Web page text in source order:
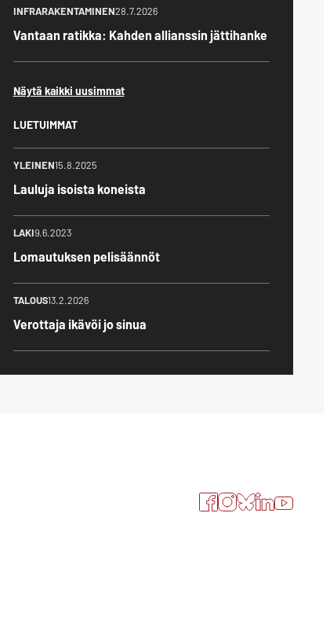
INFRARAKENTAMINEN28.7.2026
Vantaan ratikka: Kahden allianssin jättihanke
Näytä kaikki uusimmat
LUETUIMMAT
YLEINEN15.8.2025
Lauluja isoista koneista
LAKI9.6.2023
Lomautuksen pelisäännöt
TALOUS13.2.2026
Verottaja ikävöi jo sinua
Facebook
Instagram
Bluesky
LinkedIn
YouTube